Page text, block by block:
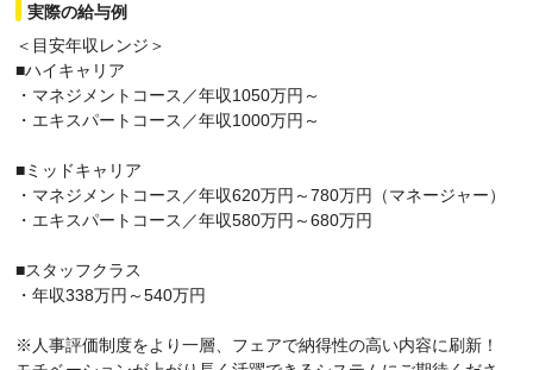
実際の給与例
＜目安年収レンジ＞
■ハイキャリア
・マネジメントコース／年収1050万円～
・エキスパートコース／年収1000万円～
■ミッドキャリア
・マネジメントコース／年収620万円～780万円（マネージャー）
・エキスパートコース／年収580万円～680万円
■スタッフクラス
・年収338万円～540万円
※人事評価制度をより一層、フェアで納得性の高い内容に刷新！